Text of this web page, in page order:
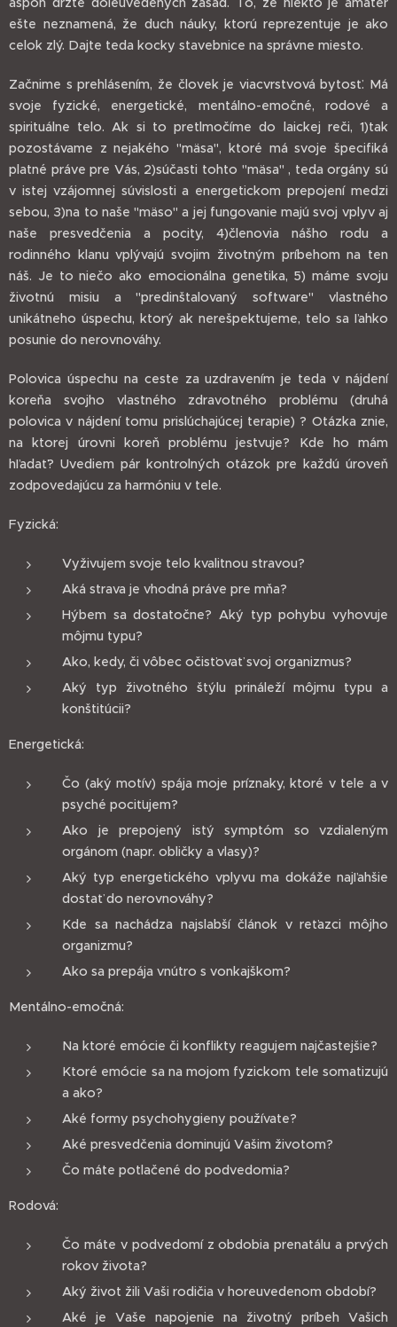
ešte neznamená, že duch náuky, ktorú reprezentuje je ako
celok zlý. Dajte teda kocky stavebnice na správne miesto.
Začnime s prehlásením, že človek je viacvrstvová bytosť. Má
svoje fyzické, energetické, mentálno-emočné, rodové a
spirituálne telo. Ak si to pretlmočíme do laickej reči, 1)tak
pozostávame z nejakého "mäsa", ktoré má svoje špecifiká
platné práve pre Vás, 2)súčasti tohto "mäsa" , teda orgány sú
v istej vzájomnej súvislosti a energetickom prepojení medzi
sebou, 3)na to naše "mäso" a jej fungovanie majú svoj vplyv aj
naše presvedčenia a pocity, 4)členovia nášho rodu a
rodinného klanu vplývajú svojim životným príbehom na ten
náš. Je to niečo ako emocionálna genetika, 5) máme svoju
životnú misiu a "predinštalovaný software" vlastného
unikátneho úspechu, ktorý ak nerešpektujeme, telo sa ľahko
posunie do nerovnováhy.
Polovica úspechu na ceste za uzdravením je teda v nájdení
koreňa svojho vlastného zdravotného problému (druhá
polovica v nájdení tomu prislúchajúcej terapie) ? Otázka znie,
na ktorej úrovni koreň problému jestvuje? Kde ho mám
hľadať? Uvediem pár kontrolných otázok pre každú úroveň
zodpovedajúcu za harmóniu v tele.
Fyzická:
Vyživujem svoje telo kvalitnou stravou?
Aká strava je vhodná práve pre mňa?
Hýbem sa dostatočne? Aký typ pohybu vyhovuje
môjmu typu?
Ako, kedy, či vôbec očisťovať svoj organizmus?
Aký typ životného štýlu prináleží môjmu typu a
konštitúcii?
Energetická:
Čo (aký motív) spája moje príznaky, ktoré v tele a v
psyché pociťujem?
Ako je prepojený istý symptóm so vzdialeným
orgánom (napr. obličky a vlasy)?
Aký typ energetického vplyvu ma dokáže najľahšie
dostať do nerovnováhy?
Kde sa nachádza najslabší článok v reťazci môjho
organizmu?
Ako sa prepája vnútro s vonkajškom?
Mentálno-emočná:
Na ktoré emócie či konflikty reagujem najčastejšie?
Ktoré emócie sa na mojom fyzickom tele somatizujú
a ako?
Aké formy psychohygieny používate?
Aké presvedčenia dominujú Vašim životom?
Čo máte potlačené do podvedomia?
Rodová:
Čo máte v podvedomí z obdobia prenatálu a prvých
rokov života?
Aký život žili Vaši rodičia v horeuvedenom období?
Aké je Vaše napojenie na životný príbeh Vašich